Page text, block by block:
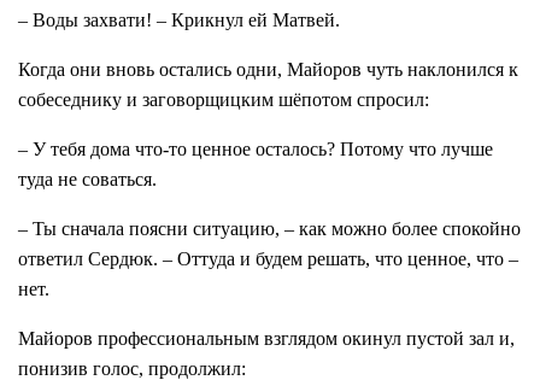
– Воды захвати! – Крикнул ей Матвей.
Когда они вновь остались одни, Майоров чуть наклонился к
собеседнику и заговорщицким шёпотом спросил:
– У тебя дома что-то ценное осталось? Потому что лучше
туда не соваться.
– Ты сначала поясни ситуацию, – как можно более спокойно
ответил Сердюк. – Оттуда и будем решать, что ценное, что –
нет.
Майоров профессиональным взглядом окинул пустой зал и,
понизив голос, продолжил: